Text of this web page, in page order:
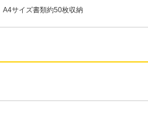
A4サイズ書類約50枚収納